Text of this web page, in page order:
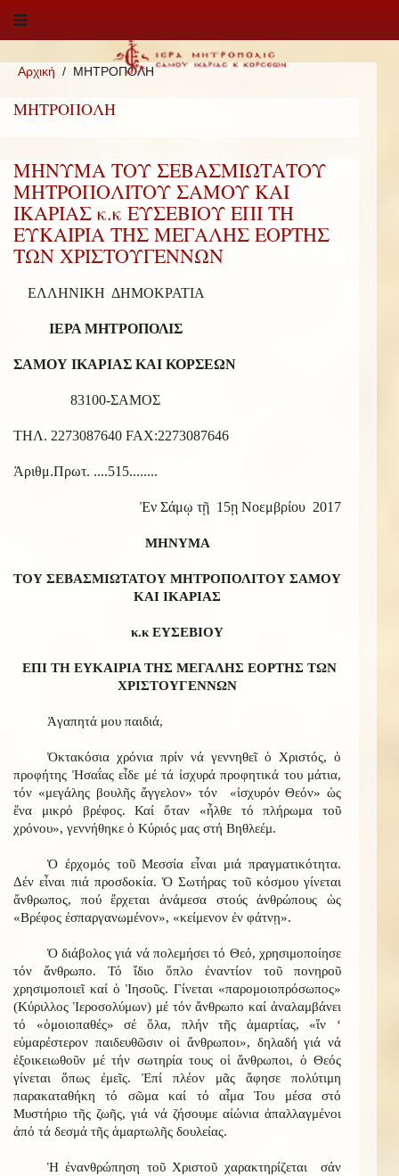
Αρχική ΜΗΤΡΟΠΟΛΗ
ΜΗΤΡΟΠΟΛΗ
ΜΗΝΥΜΑ ΤΟΥ ΣΕΒΑΣΜΙΩΤΑΤΟΥ
ΜΗΤΡΟΠΟΛΙΤΟΥ ΣΑΜΟΥ ΚΑΙ
ΙΚΑΡΙΑΣ κ.κ ΕΥΣΕΒΙΟΥ ΕΠΙ ΤΗ
ΕΥΚΑΙΡΙΑ ΤΗΣ ΜΕΓΑΛΗΣ ΕΟΡΤΗΣ
ΤΩΝ ΧΡΙΣΤΟΥΓΕΝΝΩΝ
ΕΛΛΗΝΙΚΗ ΔΗΜΟΚΡΑΤΙΑ
ΙΕΡΑ ΜΗΤΡΟΠΟΛΙΣ
ΣΑΜΟΥ ΙΚΑΡΙΑΣ ΚΑΙ ΚΟΡΣΕΩΝ
83100-ΣΑΜΟΣ
ΤΗΛ. 2273087640 FAX:2273087646
Ἀριθμ.Πρωτ. ....515........
Ἐν Σάμῳ τῇ 15ῃ Νοεμβρίου 2017
ΜΗΝΥΜΑ
ΤΟΥ ΣΕΒΑΣΜΙΩΤΑΤΟΥ ΜΗΤΡΟΠΟΛΙΤΟΥ ΣΑΜΟΥ
ΚΑΙ ΙΚΑΡΙΑΣ
κ.κ ΕΥΣΕΒΙΟΥ
ΕΠΙ ΤΗ ΕΥΚΑΙΡΙΑ ΤΗΣ ΜΕΓΑΛΗΣ ΕΟΡΤΗΣ ΤΩΝ
ΧΡΙΣΤΟΥΓΕΝΝΩΝ
Ἀγαπητά μου παιδιά,
Ὀκτακόσια χρόνια πρίν νά γεννηθεῖ ὁ Χριστός, ὁ
προφήτης Ἠσαΐας εἶδε μέ τά ἰσχυρά προφητικά του μάτια,
τόν «μεγάλης βουλῆς ἄγγελον» τόν «ἰσχυρόν Θεόν» ὡς
ἕνα μικρό βρέφος. Καί ὅταν «ἦλθε τό πλήρωμα τοῦ
χρόνου», γεννήθηκε ὁ Κύριός μας στή Βηθλεέμ.
Ὁ ἐρχομός τοῦ Μεσσία εἶναι μιά πραγματικότητα.
Δέν εἶναι πιά προσδοκία. Ὁ Σωτήρας τοῦ κόσμου γίνεται
ἄνθρωπος, πού ἔρχεται ἀνάμεσα στούς ἀνθρώπους ὡς
«Βρέφος ἐσπαργανωμένον», «κείμενον ἐν φάτνῃ».
Ὁ διάβολος γιά νά πολεμήσει τό Θεό, χρησιμοποίησε
τόν ἄνθρωπο. Τό ἴδιο ὅπλο ἐναντίον τοῦ πονηροῦ
χρησιμοποιεῖ καί ὁ Ἰησοῦς. Γίνεται «παρομοιοπρόσωπος»
(Κύριλλος Ἱεροσολύμων) μέ τόν ἄνθρωπο καί ἀναλαμβάνει
τό «ὁμοιοπαθές» σέ ὅλα, πλήν τῆς ἁμαρτίας, «ἵν ‘
εὐμαρέστερον παιδευθῶσιν οἱ ἄνθρωποι», δηλαδή γιά νά
ἐξοικειωθοῦν μέ τήν σωτηρία τους οἱ ἄνθρωποι, ὁ Θεός
γίνεται ὅπως ἐμεῖς. Ἐπί πλέον μᾶς ἄφησε πολύτιμη
παρακαταθήκη τό σῶμα καί τό αἷμα Του μέσα στό
Μυστήριο τῆς ζωῆς, γιά νά ζήσουμε αἰώνια ἀπαλλαγμένοι
ἀπό τά δεσμά τῆς ἁμαρτωλῆς δουλείας.
Ἡ ἐνανθρώπηση τοῦ Χριστοῦ χαρακτηρίζεται σάν